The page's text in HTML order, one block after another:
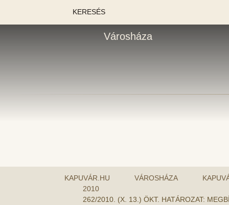
KERESÉS
Városháza
KAPUVÁR.HU VÁROSHÁZA
2010
262/2010. (X. 13.) ÖKT. HATÁROZAT: